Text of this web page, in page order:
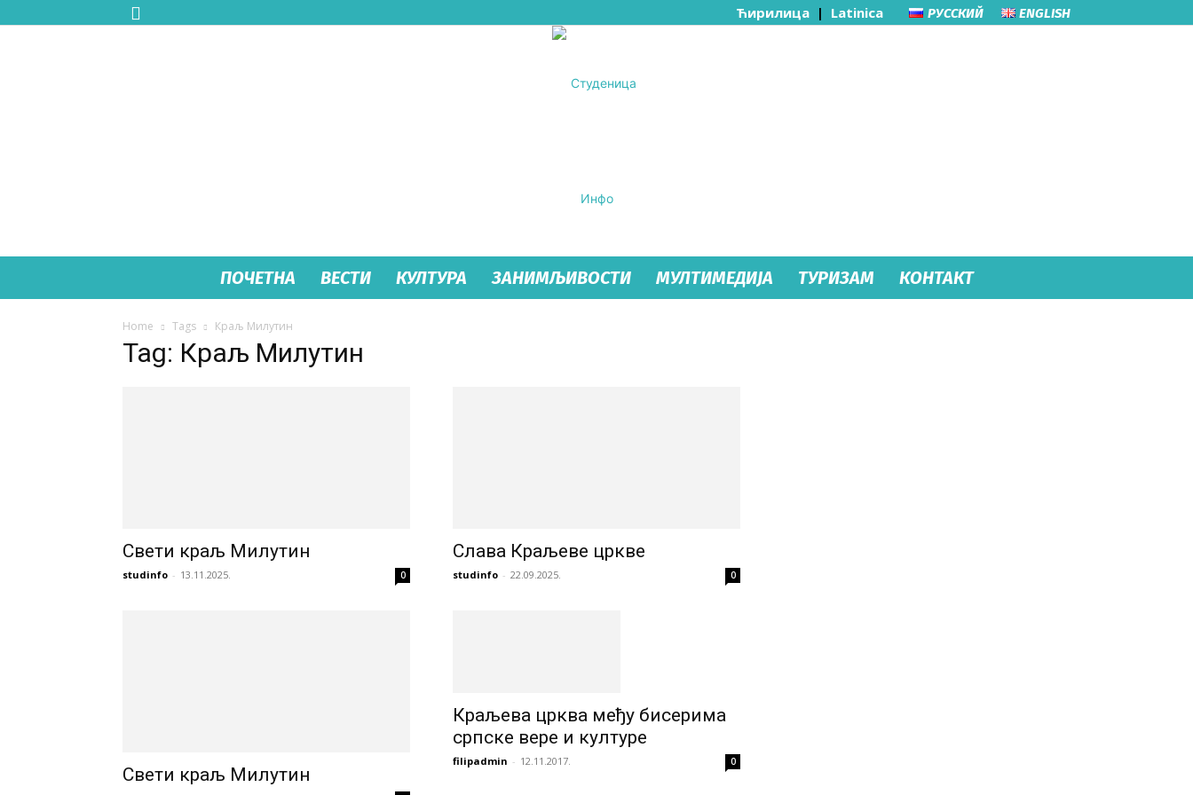
Ћирилица | Latinica РУССКИЙ ENGLISH
ПОЧЕТНА ВЕСТИ КУЛТУРА ЗАНИМЉИВОСТИ МУЛТИМЕДИЈА ТУРИЗАМ КОНТАКТ
Home Tags Краљ Милутин
Tag: Краљ Милутин
Свети краљ Милутин
studinfo - 13.11.2025. 0
Слава Краљеве цркве
studinfo - 22.09.2025. 0
Свети краљ Милутин
Краљева црква међу бисерима
српске вере и културе
filipadmin - 12.11.2017. 0